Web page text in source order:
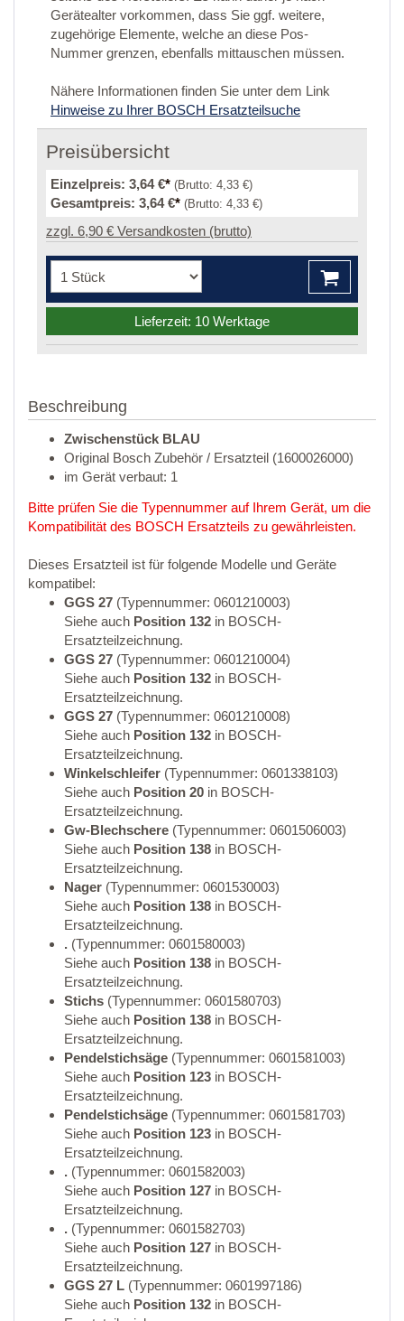
Gerätealter vorkommen, dass Sie ggf. weitere,
zugehörige Elemente, welche an diese Pos-
Nummer grenzen, ebenfalls mittauschen müssen.
Nähere Informationen finden Sie unter dem Link
Hinweise zu Ihrer BOSCH Ersatzteilsuche
Preisübersicht
Einzelpreis: 3,64 €* (Brutto: 4,33 €)
Gesamtpreis: 3,64 €* (Brutto: 4,33 €)
zzgl. 6,90 € Versandkosten (brutto)
Lieferzeit: 10 Werktage
Beschreibung
Zwischenstück BLAU
Original Bosch Zubehör / Ersatzteil (1600026000)
im Gerät verbaut: 1
Bitte prüfen Sie die Typennummer auf Ihrem Gerät, um die
Kompatibilität des BOSCH Ersatzteils zu gewährleisten.
Dieses Ersatzteil ist für folgende Modelle und Geräte
kompatibel:
GGS 27 (Typennummer: 0601210003)
Siehe auch Position 132 in BOSCH-
Ersatzteilzeichnung.
GGS 27 (Typennummer: 0601210004)
Siehe auch Position 132 in BOSCH-
Ersatzteilzeichnung.
GGS 27 (Typennummer: 0601210008)
Siehe auch Position 132 in BOSCH-
Ersatzteilzeichnung.
Winkelschleifer (Typennummer: 0601338103)
Siehe auch Position 20 in BOSCH-
Ersatzteilzeichnung.
Gw-Blechschere (Typennummer: 0601506003)
Siehe auch Position 138 in BOSCH-
Ersatzteilzeichnung.
Nager (Typennummer: 0601530003)
Siehe auch Position 138 in BOSCH-
Ersatzteilzeichnung.
. (Typennummer: 0601580003)
Siehe auch Position 138 in BOSCH-
Ersatzteilzeichnung.
Stichs (Typennummer: 0601580703)
Siehe auch Position 138 in BOSCH-
Ersatzteilzeichnung.
Pendelstichsäge (Typennummer: 0601581003)
Siehe auch Position 123 in BOSCH-
Ersatzteilzeichnung.
Pendelstichsäge (Typennummer: 0601581703)
Siehe auch Position 123 in BOSCH-
Ersatzteilzeichnung.
. (Typennummer: 0601582003)
Siehe auch Position 127 in BOSCH-
Ersatzteilzeichnung.
. (Typennummer: 0601582703)
Siehe auch Position 127 in BOSCH-
Ersatzteilzeichnung.
GGS 27 L (Typennummer: 0601997186)
Siehe auch Position 132 in BOSCH-